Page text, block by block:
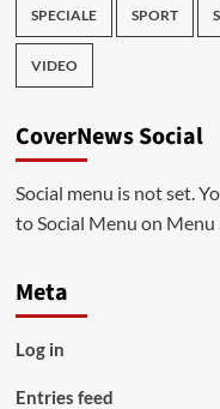
SPECIALE SPORT
VIDEO
CoverNews Social
Social menu is not set.
to Social Menu on Menu
Meta
Log in
Entries feed